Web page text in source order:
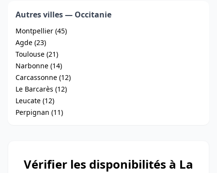
Autres villes — Occitanie
Montpellier (45)
Agde (23)
Toulouse (21)
Narbonne (14)
Carcassonne (12)
Le Barcarès (12)
Leucate (12)
Perpignan (11)
Vérifier les disponibilités à La